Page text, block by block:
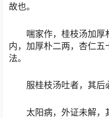
故也。
喘家作，桂枝汤加厚
内，加厚朴二两，杏仁五
法。
服桂枝汤吐者，其后
太阳病，外证未解，